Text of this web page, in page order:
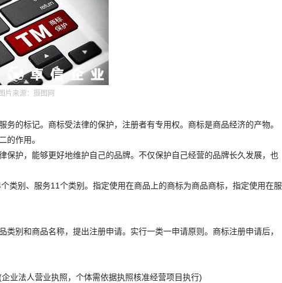
图片来源：摄图网
标记。商标受法律的保护，注册者有专用权。商标是商品经济的产物。
的作用。
护，能够更好地维护自己的品牌。不仅保护自己经营的品牌长久发展，也
别、服务11个类别。指定使用在商品上的商标为商品商标，指定使用在服
和商品名称，提出注册申请。实行一类一申请原则。商标注册申请后，
法人营业执照，个体需依据执照核准经营项目执行)